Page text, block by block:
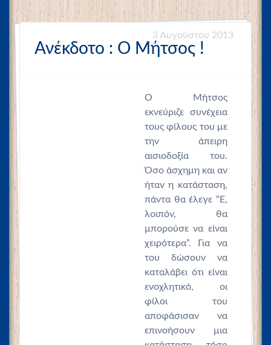
3 Αυγούστου 2013
Ανέκδοτο : Ο Μήτσος !
Ο Μήτσος
εκνεύριζε συνέχεια
τους φίλους του με
την άπειρη
αισιοδοξία του.
Όσο άσχημη και αν
ήταν η κατάσταση,
πάντα θα έλεγε “Ε,
λοιπόν, θα
μπορούσε να είναι
χειρότερα”. Για να
του δώσουν να
καταλάβει ότι είναι
ενοχλητικό, οι
φίλοι του
αποφάσισαν να
επινοήσουν μια